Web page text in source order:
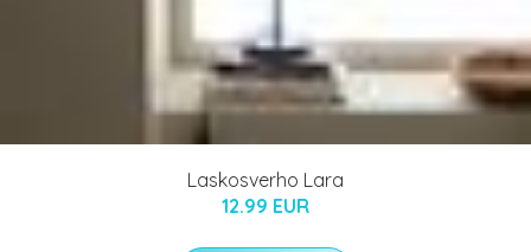
Laskosverho Lara
12.99 EUR